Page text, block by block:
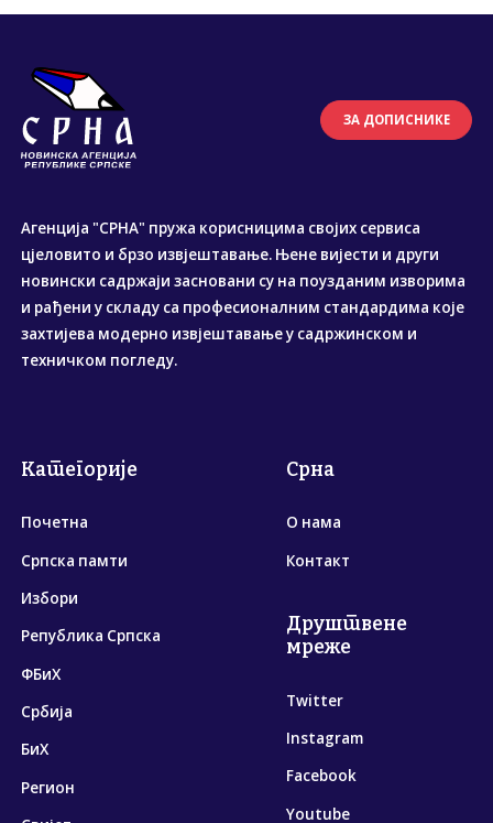
ЗА ДОПИСНИКЕ
Агенција "СРНА" пружа корисницима својих сервиса
цјеловито и брзо извјештавање. Њене вијести и други
новински садржаји засновани су на поузданим изворима
и рађени у складу са професионалним стандардима које
захтијева модерно извјештавање у садржинском и
техничком погледу.
Категорије
Почетна
Српска памти
Избори
Република Српска
ФБиХ
Србија
БиХ
Регион
Срна
О нама
Контакт
Друштвене
мреже
Twitter
Instagram
Facebook
Youtube